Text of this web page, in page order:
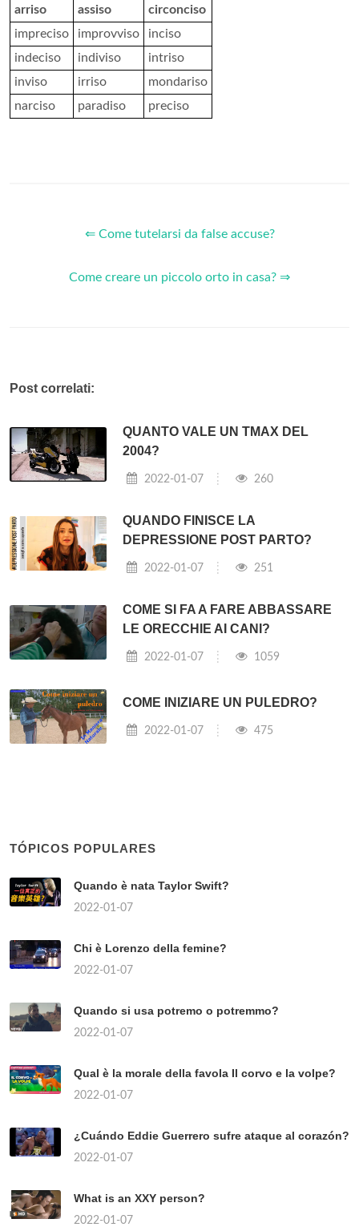
arriso assiso
circonciso
impreciso
improvviso
inciso
indeciso
indiviso
intriso
inviso
irriso
mondariso
narciso
paradiso preciso
⇐ Come tutelarsi da false accuse?
Come creare un piccolo orto in casa? ⇒
Post correlati:
QUANTO VALE UN TMAX DEL
2004?
2022-01-07 260
QUANDO FINISCE LA
DEPRESSIONE POST PARTO?
2022-01-07 251
COME SI FA A FARE ABBASSARE
LE ORECCHIE AI CANI?
2022-01-07 1059
COME INIZIARE UN PULEDRO?
2022-01-07 475
TÓPICOS POPULARES
Quando è nata Taylor Swift?
2022-01-07
Chi è Lorenzo della femine?
2022-01-07
Quando si usa potremo o potremmo?
2022-01-07
Qual è la morale della favola Il corvo e la volpe?
2022-01-07
¿Cuándo Eddie Guerrero sufre ataque al corazón?
2022-01-07
What is an XXY person?
2022-01-07